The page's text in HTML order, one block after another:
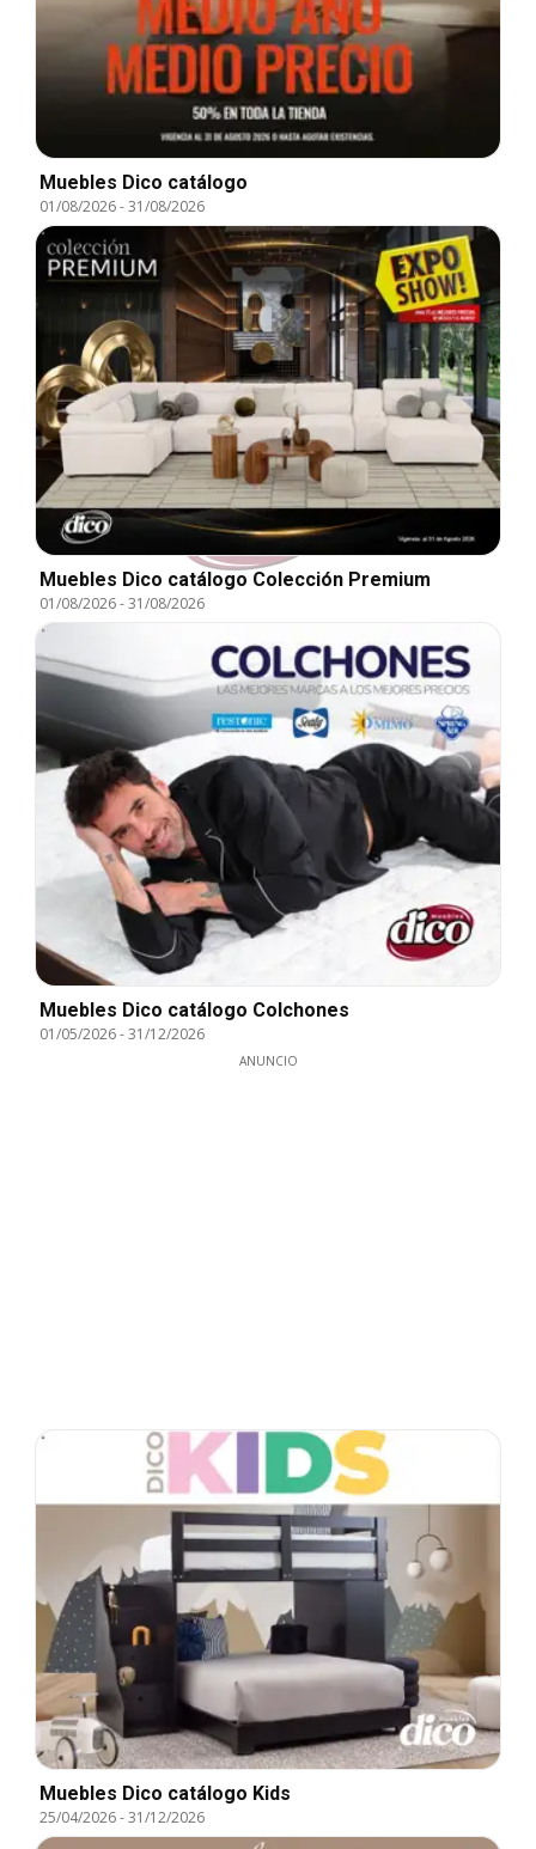
Muebles Dico catálogo
01/08/2026-31/08/2026
Muebles Dico catálogo Colección Premium
01/08/2026-31/08/2026
Muebles Dico catálogo Colchones
01/05/2026-31/12/2026
ANUNCIO
Muebles Dico catálogo Kids
25/04/2026-31/12/2026